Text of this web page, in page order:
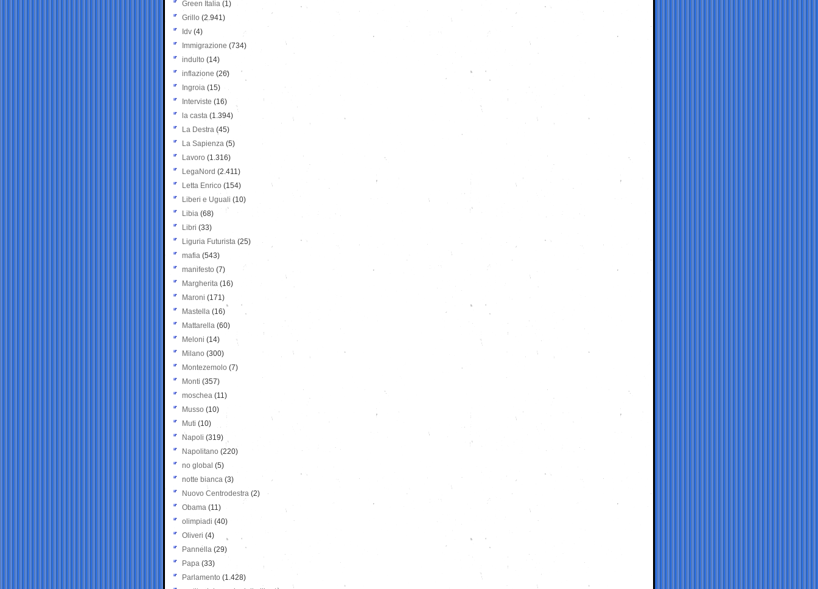
Green Italia (1)
Grillo (2.941)
Idv (4)
Immigrazione (734)
indulto (14)
inflazione (26)
Ingroia (15)
Interviste (16)
la casta (1.394)
La Destra (45)
La Sapienza (5)
Lavoro (1.316)
LegaNord (2.411)
Letta Enrico (154)
Liberi e Uguali (10)
Libia (68)
Libri (33)
Liguria Futurista (25)
mafia (543)
manifesto (7)
Margherita (16)
Maroni (171)
Mastella (16)
Mattarella (60)
Meloni (14)
Milano (300)
Montezemolo (7)
Monti (357)
moschea (11)
Musso (10)
Muti (10)
Napoli (319)
Napolitano (220)
no global (5)
notte bianca (3)
Nuovo Centrodestra (2)
Obama (11)
olimpiadi (40)
Oliveri (4)
Pannella (29)
Papa (33)
Parlamento (1.428)